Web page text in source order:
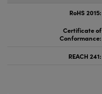
RoHS 2015:
Certificate of
Conformance:
REACH 241: